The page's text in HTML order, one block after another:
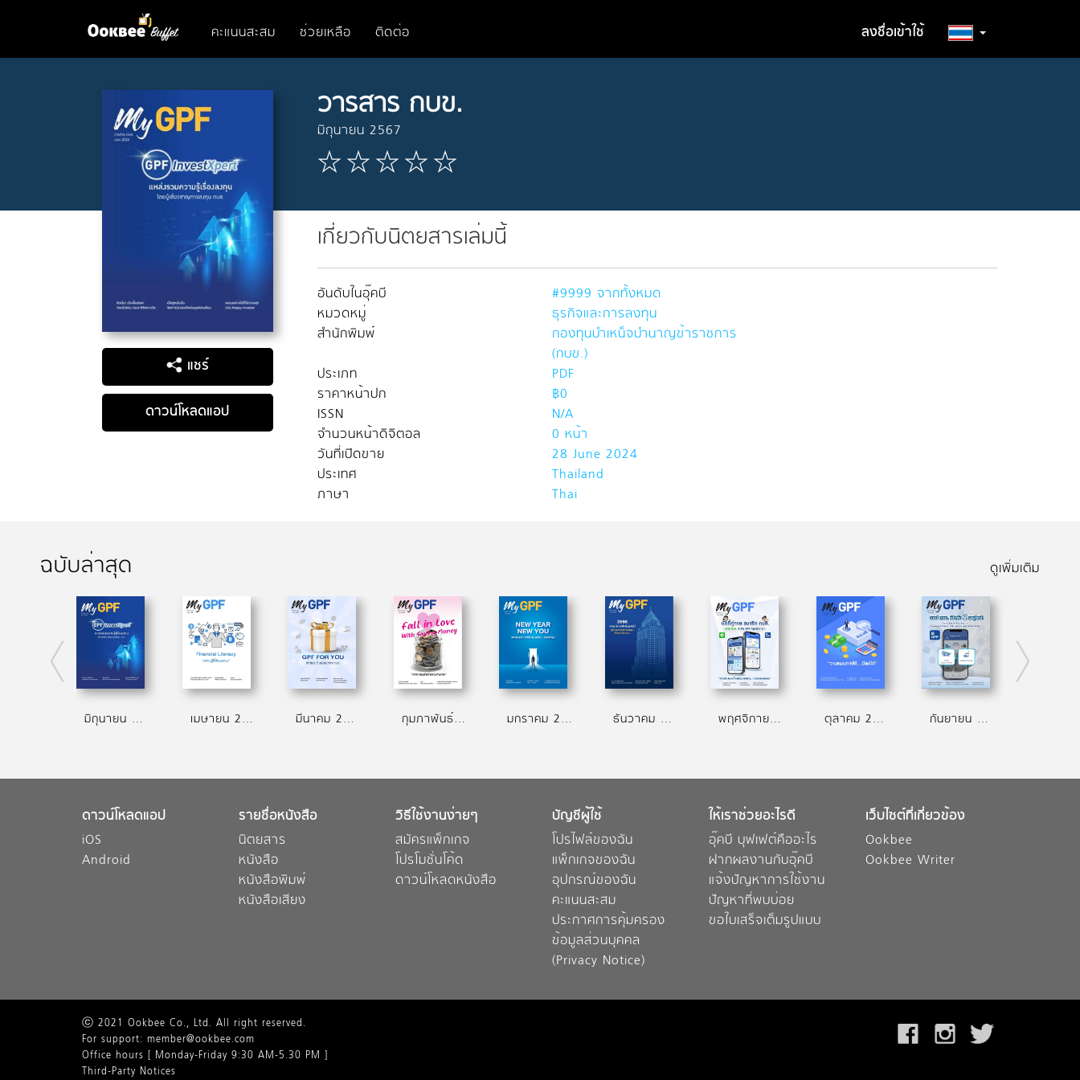
คะแนนสะสม ช่วยเหลือ ติดต่อ ลงชื่อเข้าใช้
แชร์
ดาวน์โหลดแอป
วารสาร กบข.
มิถุนายน 2567
เกี่ยวกับนิตยสารเล่มนี้
อันดับในอุ๊คบี
#9999 จากทั้งหมด
หมวดหมู่
ธุรกิจและการลงทุน
สำนักพิมพ์
กองทุนบำเหน็จบำนาญข้าราชการ
(กบข.)
ประเภท
PDF
ราคาหน้าปก
฿0
ISSN
N/A
จำนวนหน้าดิจิตอล
0 หน้า
วันที่เปิดขาย
28 June 2024
ประเทศ
Thailand
ภาษา
Thai
ฉบับล่าสุด ดูเพิ่มเติม
มิถุนายน 2567 เมษายน 2567 มีนาคม 2566 กุมภาพันธ์ 2567 มกราคม 2567 ธันวาคม 2566 พฤศจิกายน 2566 ตุลาคม 2566 กันยายน 2566
ดาวน์โหลดแอป
iOS
Android
รายชื่อหนังสือ
นิตยสาร
หนังสือ
หนังสือพิมพ์
หนังสือเสียง
วิธีใช้งานง่ายๆ
สมัครแพ็กเกจ
โปรโมชั่นโค้ด
ดาวน์โหลดหนังสือ
บัญชีผู้ใช้
โปรไฟล์ของฉัน
แพ็กเกจของฉัน
อุปกรณ์ของฉัน
คะแนนสะสม
ประกาศการคุ้มครอง
ข้อมูลส่วนบุคคล
(Privacy Notice)
ให้เราช่วยอะไรดี
อุ๊คบี บุฟเฟต์คืออะไร
ฝากผลงานกับอุ๊คบี
แจ้งปัญหาการใช้งาน
ปัญหาที่พบบ่อย
ขอใบเสร็จเต็มรูปแบบ
เว็บไซต์ที่เกี่ยวข้อง
Ookbee
Ookbee Writer
ⓒ 2021 Ookbee Co., Ltd. All right reserved.
For support: member@ookbee.com
Office hours [ Monday-Friday 9:30 AM-5.30 PM ]
Third-Party Notices